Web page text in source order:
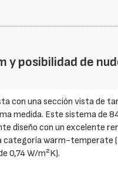
posibilidad de
con una sección vista de
medida. Este sistema de
diseño con un excelente
warm-temperate
0,74 W/m²K).